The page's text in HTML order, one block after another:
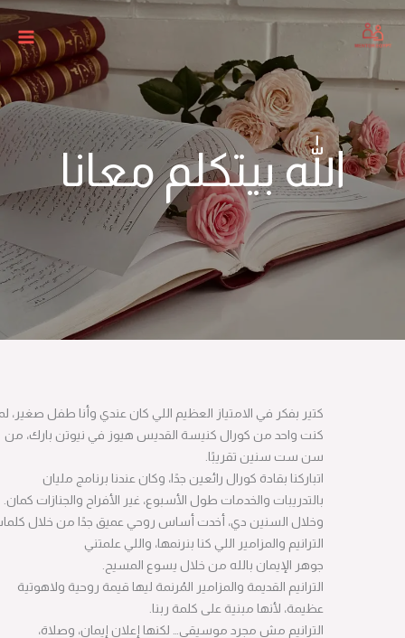
الله بيتكلم معانا
كتير بفكر في الامتياز العظيم اللي كان عندي وأنا طفل صغير، لما
كنت واحد من كورال كنيسة القديس هيوز في نيوتن بارك، من
سن ست سنين تقريبًا.
اتباركنا بقادة كورال رائعين جدًا، وكان عندنا برنامج مليان
بالتدريبات والخدمات طول الأسبوع، غير الأفراح والجنازات كمان.
وخلال السنين دي، أخدت أساس روحي عميق جدًا من خلال كلمات
الترانيم والمزامير اللي كنا بنرنمها، واللي علمتني
جوهر الإيمان بالله من خلال يسوع المسيح.
الترانيم القديمة والمزامير المُرنمة ليها قيمة روحية ولاهوتية
عظيمة، لأنها مبنية على كلمة ربنا.
الترانيم مش مجرد موسيقى… لكنها إعلان إيمان، وصلاة،